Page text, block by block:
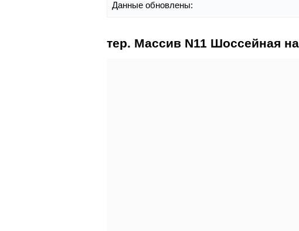
Данные обновлены:
тер. Массив N11 Шоссейная на